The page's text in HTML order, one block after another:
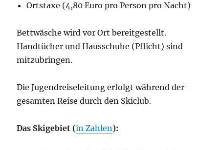
Ortstaxe (4,80 Euro pro Person pro Nacht)
Bettwäsche wird vor Ort bereitgestellt.
Handtücher und Hausschuhe (Pflicht) sind
mitzubringen.
Die Jugendreiseleitung erfolgt während der
gesamten Reise durch den Skiclub.
Das Skigebiet (in Zahlen):